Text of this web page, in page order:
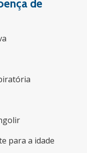
de
para a idade